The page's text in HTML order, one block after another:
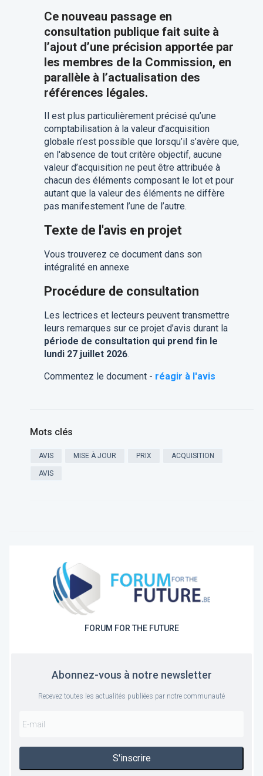
Ce nouveau passage en
consultation publique fait suite à
l’ajout d’une précision apportée par
les membres de la Commission, en
parallèle à l’actualisation des
références légales.
Il est plus particulièrement précisé qu’une
comptabilisation à la valeur d’acquisition
globale n’est possible que lorsqu’il s’avère que,
en l'absence de tout critère objectif, aucune
valeur d’acquisition ne peut être attribuée à
chacun des éléments composant le lot et pour
autant que la valeur des éléments ne diffère
pas manifestement l’une de l’autre.
Texte de l'avis en projet
Vous trouverez ce document dans son
intégralité en annexe
Procédure de consultation
Les lectrices et lecteurs peuvent transmettre
leurs remarques sur ce projet d’avis durant la
période de consultation qui prend fin le
lundi 27 juillet 2026.
Commentez le document - réagir à l'avis
Mots clés
AVIS MISE À JOUR PRIX ACQUISITION
AVIS
FORUM FOR THE FUTURE
Abonnez-vous à notre newsletter
Recevez toutes les actualités publiées par notre communauté
S'inscrire